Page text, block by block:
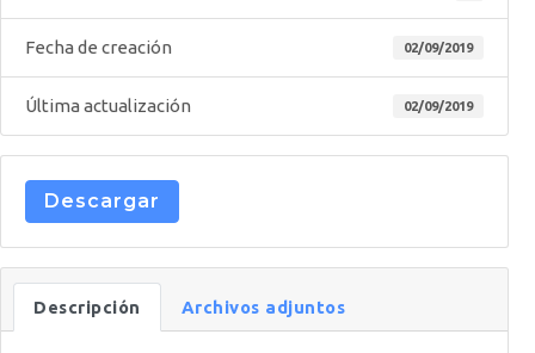
Fecha de creación 02/09/2019
Última actualización 02/09/2019
Descargar
Descripción Archivos adjuntos